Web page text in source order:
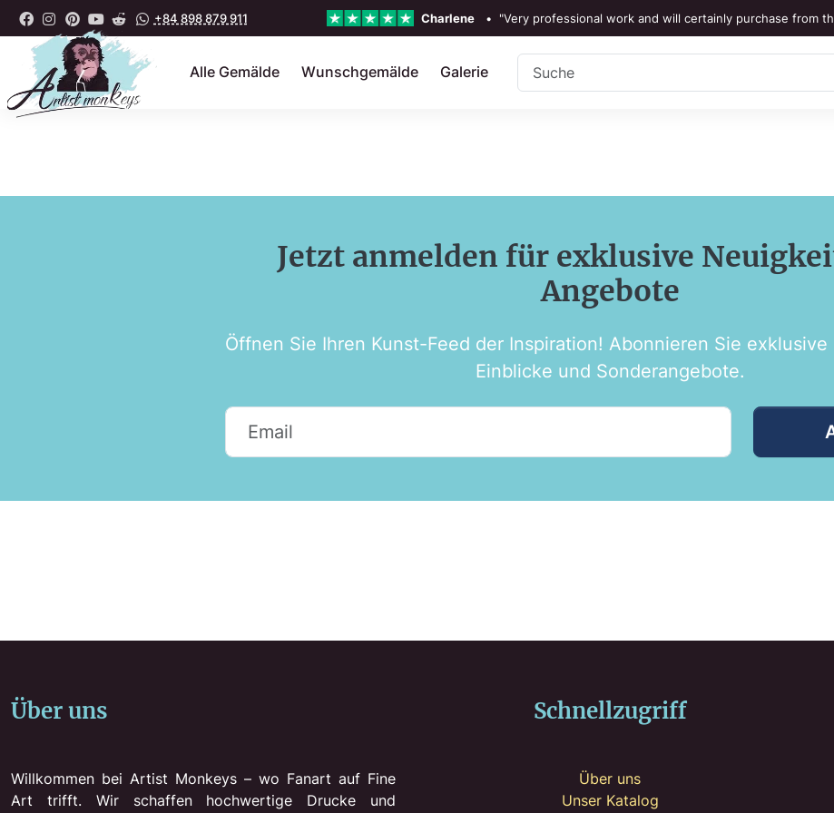
+84 898 879 911 Charlene• "Very professional work and will certainly purchase from
Alle Gemälde Wunschgemälde Galerie
Jetzt anmelden für exklusive
Angebote
Öffnen Sie Ihren Kunst-Feed der Inspiration! Abonnieren Sie
Einblicke und Sonderangebote.
Über uns
Willkommen bei Artist Monkeys – wo Fanart auf Fine
Art trifft. Wir schaffen hochwertige Drucke und
Schnellzugriff
Über uns
Unser Katalog